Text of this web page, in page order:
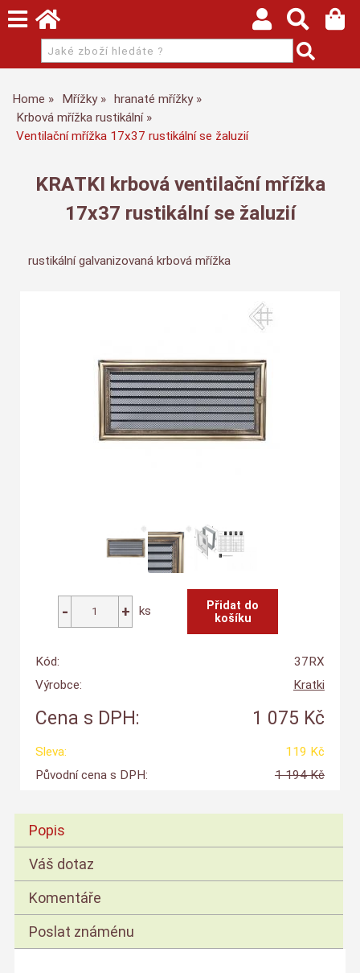
Home Mřížky
hranaté mřížky
Krbová mřížka rustikální
Ventilační mřížka 17x37 rustikální se žaluzií
KRATKI krbová ventilační mřížka
17x37 rustikální se žaluzií
rustikální galvanizovaná krbová mřížka
ks
Kód:
37RX
Výrobce:
Kratki
Cena s DPH: 1 075 Kč
Sleva:
119 Kč
Původní cena s DPH:
1 194 Kč
Popis
Váš dotaz
Komentáře
Poslat známénu